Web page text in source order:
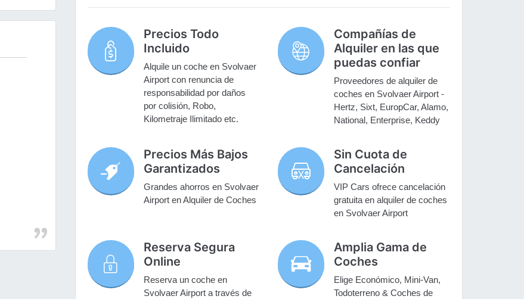
Precios Todo
Incluido
Alquile un coche en Svolvaer
Airport con renuncia de
responsabilidad por daños
por colisión, Robo,
Kilometraje Ilimitado etc.
Compañías de
Alquiler en las que
puedas confiar
Proveedores de alquiler de
coches en Svolvaer Airport -
Hertz, Sixt, EuropCar, Alamo,
National, Enterprise, Keddy
Precios Más Bajos
Garantizados
Grandes ahorros en Svolvaer
Airport en Alquiler de Coches
Sin Cuota de
Cancelación
VIP Cars ofrece cancelación
gratuita en alquiler de coches
en Svolvaer Airport
Reserva Segura
Online
Reserva un coche en
Svolvaer Airport a través de
Amplia Gama de
Coches
Elige Económico, Mini-Van,
Todoterreno & Coches de